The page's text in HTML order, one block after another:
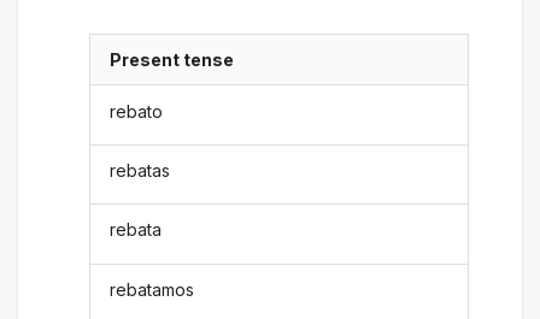
Present tense
rebato
rebatas
rebata
rebatamos